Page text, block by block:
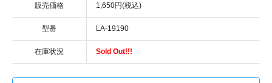
販売価格 1,650円(税込)
型番 LA-19190
在庫状況 Sold Out!!!